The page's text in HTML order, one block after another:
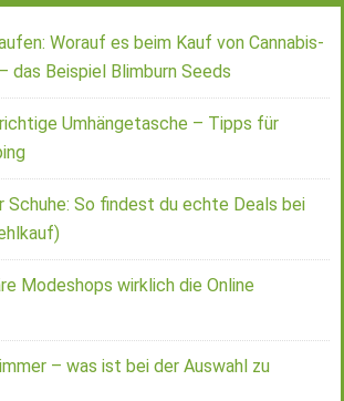
Worauf es beim Kauf von Cannabis-
das Beispiel Blimburn Seeds
Umhängetasche – Tipps für
So findest du echte Deals bei
Modeshops wirklich die Online
– was ist bei der Auswahl zu